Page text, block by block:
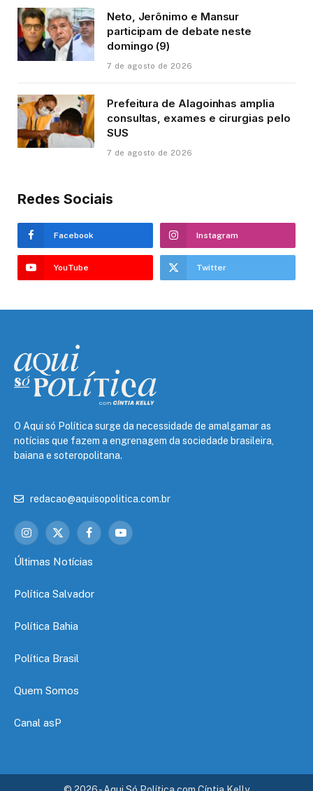
Neto, Jerônimo e Mansur
participam de debate neste
domingo (9)
7 de agosto de 2026
Prefeitura de Alagoinhas amplia
consultas, exames e cirurgias pelo
SUS
7 de agosto de 2026
Redes Sociais
Facebook Instagram
YouTube Twitter
O Aqui só Política surge da necessidade de amalgamar as
notícias que fazem a engrenagem da sociedade brasileira,
baiana e soteropolitana.
redacao@aquisopolitica.com.br
Instagram
X
FacebookYouTube
Últimas Notícias
Política Salvador
Política Bahia
Política Brasil
Quem Somos
Canal asP